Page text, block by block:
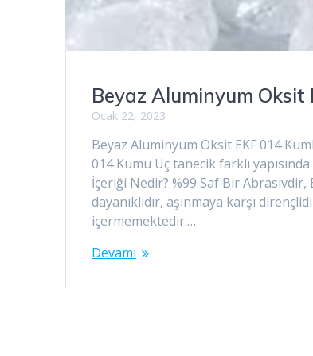
Beyaz Aluminyum Oksit
Ocak 22, 2023
Beyaz Aluminyum Oksit EKF 014
014 Kumu Üç tanecik farklı
İçeriği Nedir? %99 Saf Bir Abrasivdir,
dayanıklıdır, aşınmaya karşı
içermemektedir.…
Devamı